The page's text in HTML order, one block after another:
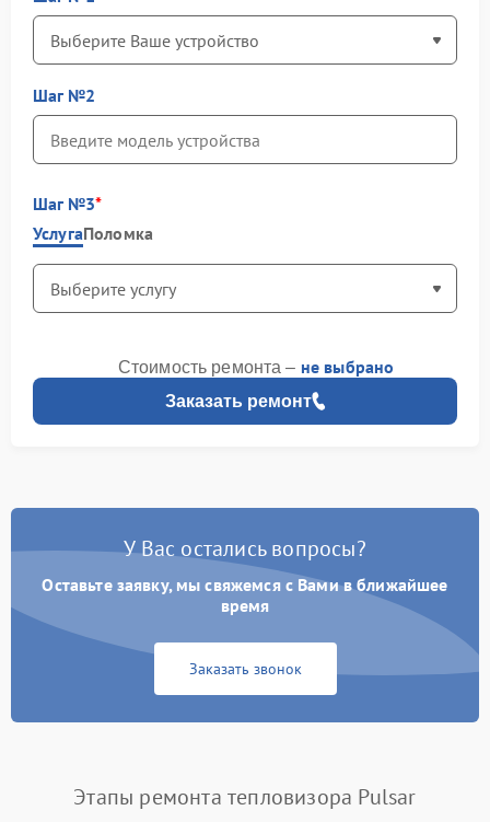
Шаг №2
Шаг №3
УслугаПоломка
Заказать ремонт
Стоимость ремонта – не выбрано
У Вас остались вопросы?
Оставьте заявку, мы свяжемся с Вами в ближайшее
время
Заказать звонок
Этапы ремонта тепловизора Pulsar